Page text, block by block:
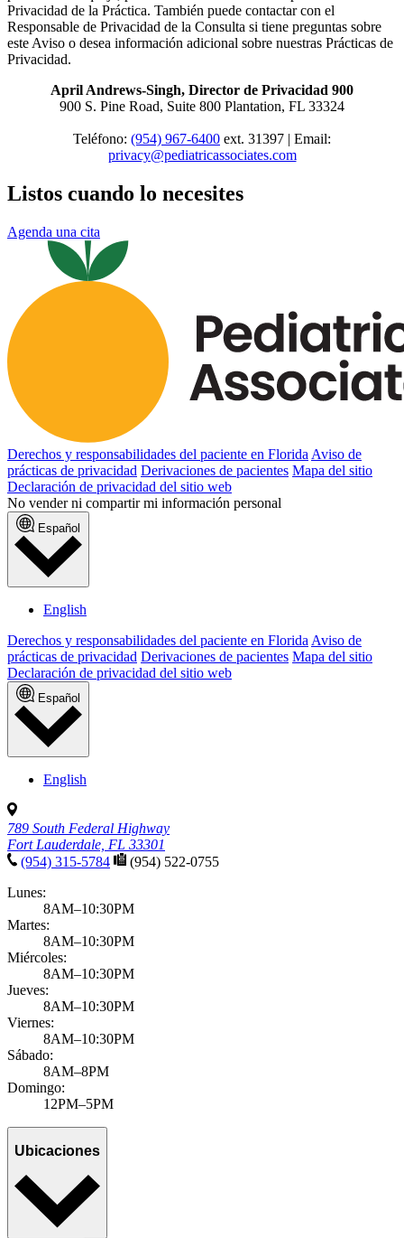
Privacidad de la Práctica. También puede contactar con el
Responsable de Privacidad de la Consulta si tiene preguntas sobre
este Aviso o desea información adicional sobre nuestras Prácticas de
Privacidad.
April Andrews-Singh, Director de Privacidad 900
900 S. Pine Road, Suite 800 Plantation, FL 33324
Teléfono: (954) 967-6400 ext. 31397 | Email:
privacy@pediatricassociates.com
Listos cuando lo necesites
Agenda una cita
Derechos y responsabilidades del paciente en Florida Aviso de
prácticas de privacidad Derivaciones de pacientes Mapa del sitio
Declaración de privacidad del sitio web
No vender ni compartir mi información personal
Español
English
Derechos y responsabilidades del paciente en Florida Aviso de
prácticas de privacidad Derivaciones de pacientes Mapa del sitio
Declaración de privacidad del sitio web
Español
English
789 South Federal Highway
Fort Lauderdale, FL 33301
(954) 315-5784
(954) 522-0755
Lunes:
8AM–10:30PM
Martes:
8AM–10:30PM
Miércoles:
8AM–10:30PM
Jueves:
8AM–10:30PM
Viernes:
8AM–10:30PM
Sábado:
8AM–8PM
Domingo:
12PM–5PM
Ubicaciones